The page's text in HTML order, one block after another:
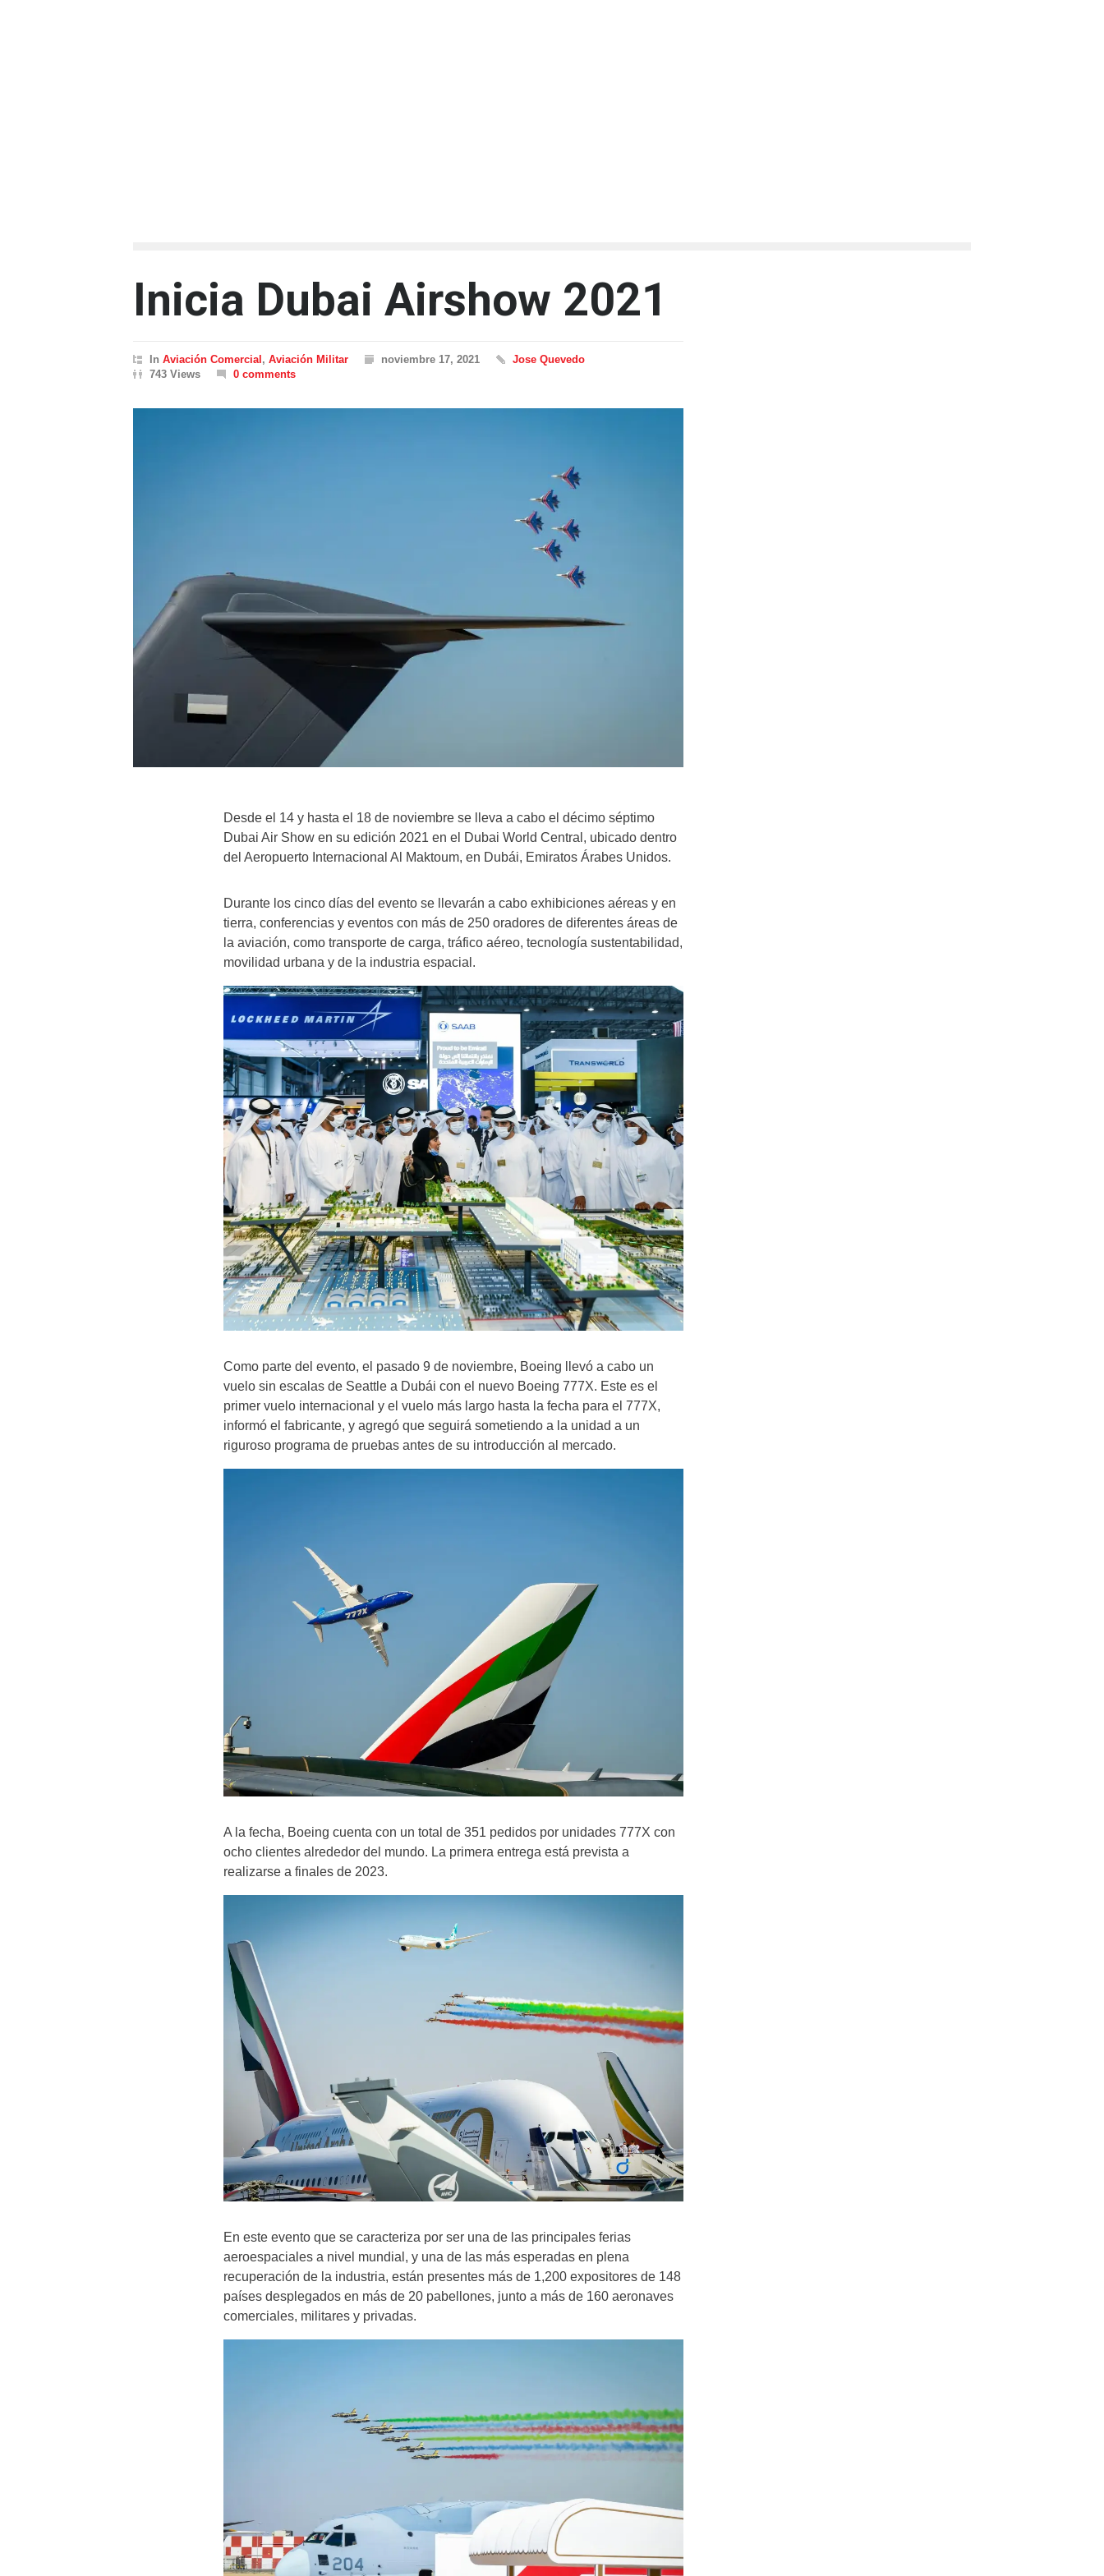
Inicia Dubai Airshow 2021
In Aviación Comercial , Aviación Militar noviembre 17, 2021
Jose Quevedo
743 Views
0 comments
Desde el 14 y hasta el 18 de noviembre se lleva a cabo el décimo séptimo
Dubai Air Show en su edición 2021 en el Dubai World Central, ubicado dentro
del Aeropuerto Internacional Al Maktoum, en Dubái, Emiratos Árabes Unidos.
Durante los cinco días del evento se llevarán a cabo exhibiciones aéreas y en
tierra, conferencias y eventos con más de 250 oradores de diferentes áreas de
la aviación, como transporte de carga, tráfico aéreo, tecnología sustentabilidad,
movilidad urbana y de la industria espacial.
Como parte del evento, el pasado 9 de noviembre, Boeing llevó a cabo un
vuelo sin escalas de Seattle a Dubái con el nuevo Boeing 777X. Este es el
primer vuelo internacional y el vuelo más largo hasta la fecha para el 777X,
informó el fabricante, y agregó que seguirá sometiendo a la unidad a un
riguroso programa de pruebas antes de su introducción al mercado.
A la fecha, Boeing cuenta con un total de 351 pedidos por unidades 777X con
ocho clientes alrededor del mundo. La primera entrega está prevista a
realizarse a finales de 2023.
En este evento que se caracteriza por ser una de las principales ferias
aeroespaciales a nivel mundial, y una de las más esperadas en plena
recuperación de la industria, están presentes más de 1,200 expositores de 148
países desplegados en más de 20 pabellones, junto a más de 160 aeronaves
comerciales, militares y privadas.